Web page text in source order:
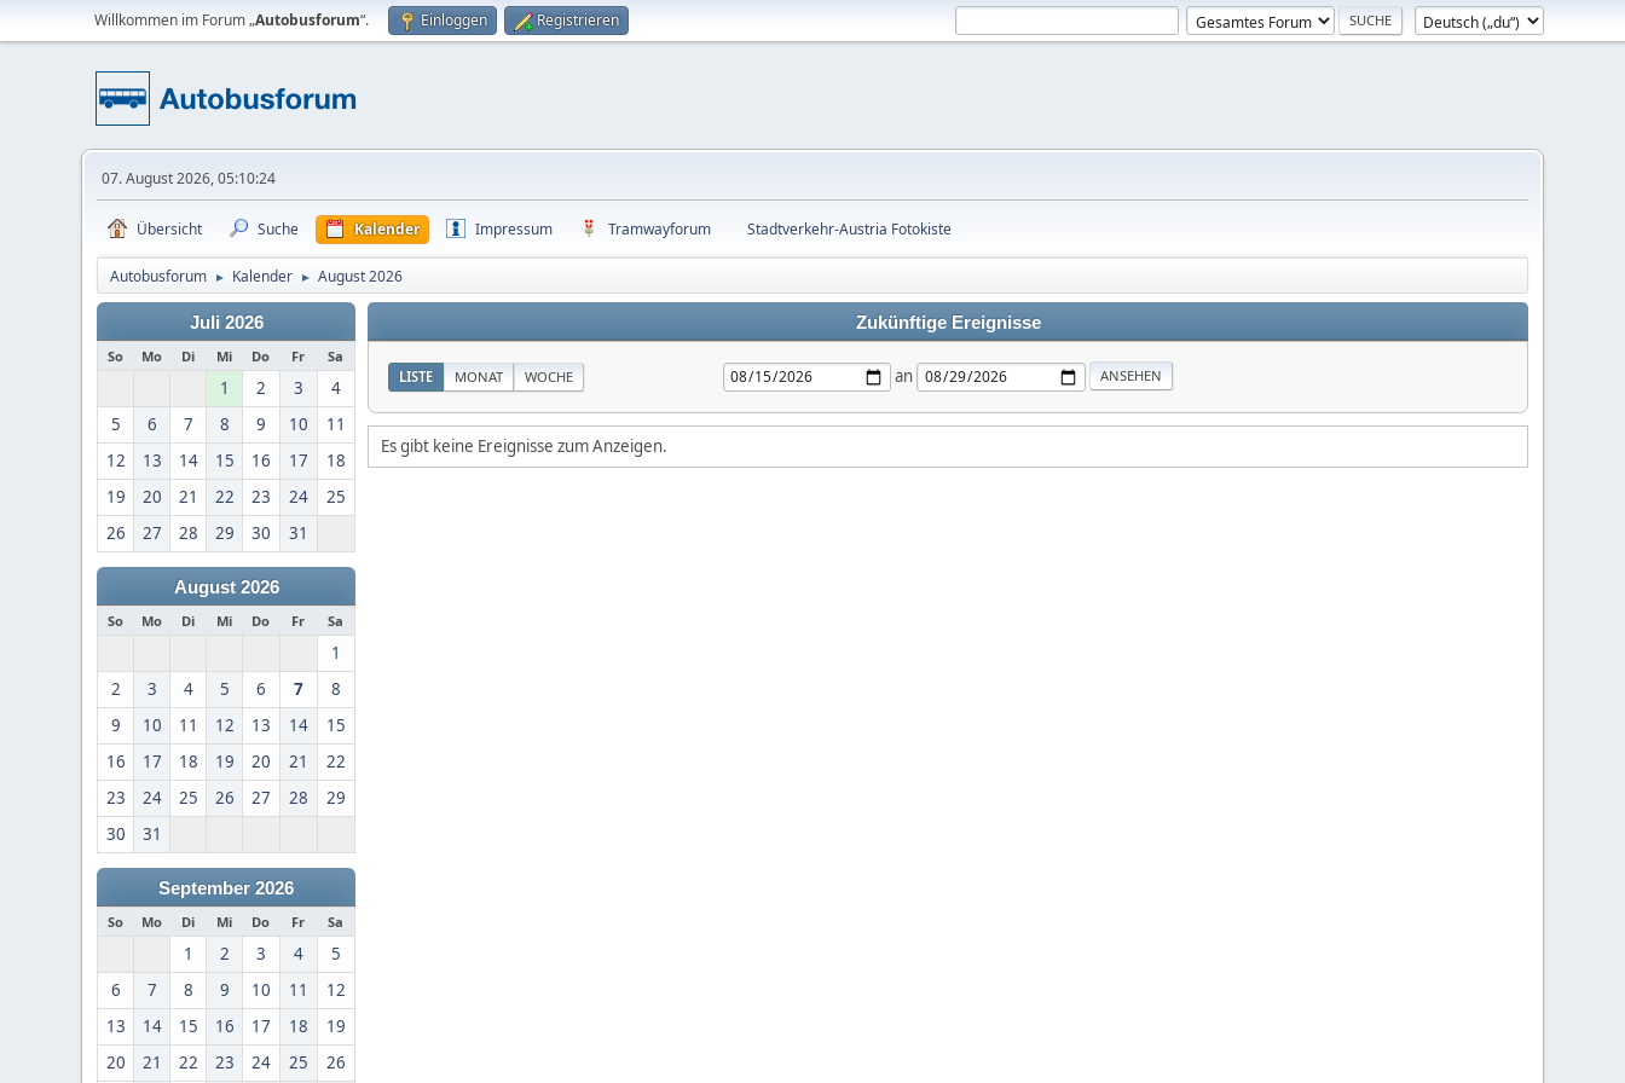
Willkommen im Forum „Autobusforum“. Einloggen Registrieren
07. August 2026, 05:10:24
Übersicht Suche Kalender Impressum Tramwayforum Stadtverkehr-Austria Fotokiste
Autobusforum ► Kalender ► August 2026
Juli 2026
So Mo Di Mi Do Fr Sa
1 2 3
4
5
6 7 8 9 10
11
12
13 14 15 16 17
18
19
20 21 22 23 24
25
26
27 28 29 30 31
August 2026
So Mo Di Mi Do Fr Sa
1
2
3 4 5 6 7
8
9
10 11 12 13 14
15
16
17 18 19 20 21
22
23
24 25 26 27 28
29
30
31
September 2026
So Mo Di Mi Do Fr Sa
1 2 3 4
5
6
7 8 9 10 11
12
13
14 15 16 17 18
19
20
21 22 23 24 25 26
Zukünftige Ereignisse
LISTE MONAT WOCHE an
Es gibt keine Ereignisse zum Anzeigen.